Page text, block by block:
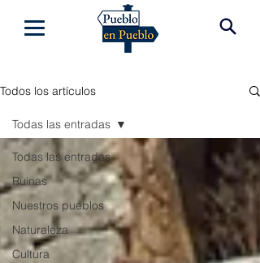
Todos los artículos
Todas las entradas
Ruinas
Nuestros pueblos
Naturaleza
Cultura
Todas las entradas